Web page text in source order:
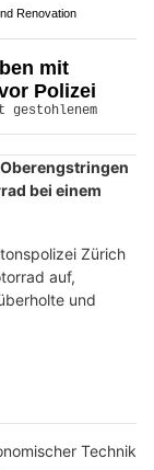
Renovation
mit
Polizei
bei einem
Zürich
auf,
und